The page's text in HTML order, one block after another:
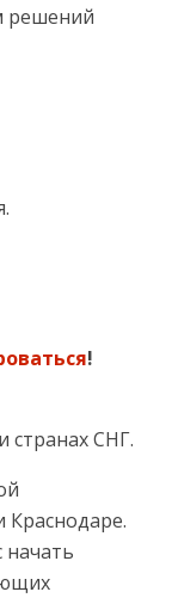
решений
!
странах СНГ.
Краснодаре.